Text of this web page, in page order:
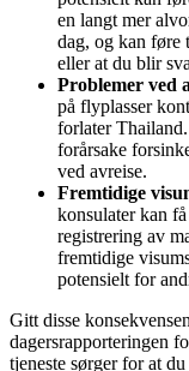
en langt mer
dag, og kan føre
eller at du blir
Problemer ved
på flyplasser
forlater
forårsake
ved avreise.
Fremtidige
konsulater kan
registrering av
fremtidige
potensielt for
Gitt disse
dagersrapporteringen
tjeneste sørger for at